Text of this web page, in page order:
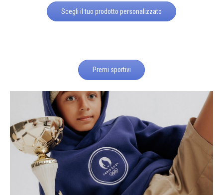
Scegli il tuo prodotto personalizzato
Premi sportivi